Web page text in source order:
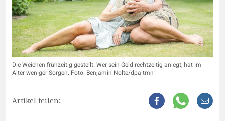
Die Weichen frühzeitig gestellt: Wer sein Geld rechtzeitig anlegt, hat im
Alter weniger Sorgen. Foto: Benjamin Nolte/dpa-tmn
Artikel teilen: